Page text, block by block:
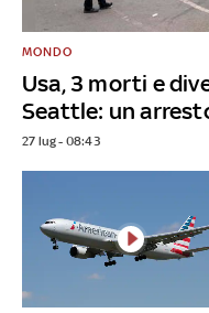
Usa, 3 morti e
Seattle: un
MONDO
27 lug - 08:43